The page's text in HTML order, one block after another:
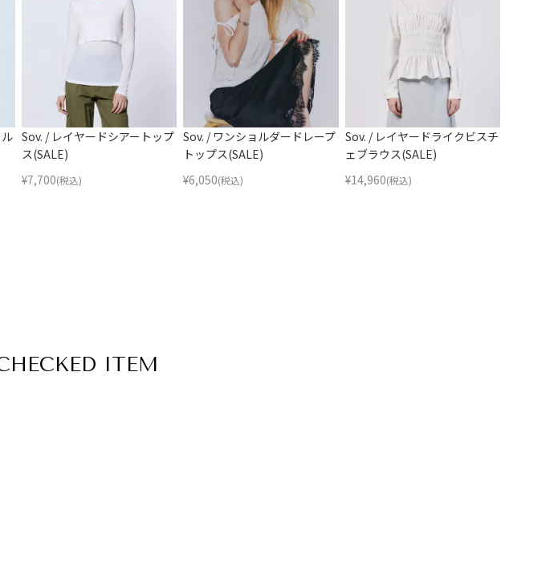
Sov. / レイヤードシアートップ
ス(SALE)
¥7,700(税込)
Sov. / ワンショルダードレープ
トップス(SALE)
¥6,050(税込)
Sov. / レイヤードライクビスチ
ェブラウス(SALE)
¥14,960(税込)
ITEM